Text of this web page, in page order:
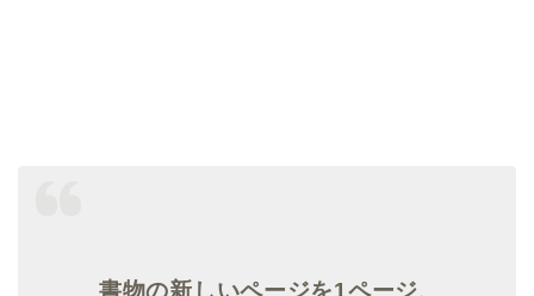
書物の新しいページを1ページ、